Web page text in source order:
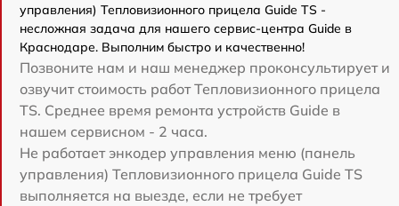
управления) Тепловизионного прицела Guide TS -
несложная задача для нашего сервис-центра Guide в
Краснодаре. Выполним быстро и качественно!
Позвоните нам и наш менеджер проконсультирует и
озвучит стоимость работ Тепловизионного прицела
TS. Среднее время ремонта устройств Guide в
нашем сервисном - 2 часа.
Не работает энкодер управления меню (панель
управления) Тепловизионного прицела Guide TS
выполняется на выезде, если не требует